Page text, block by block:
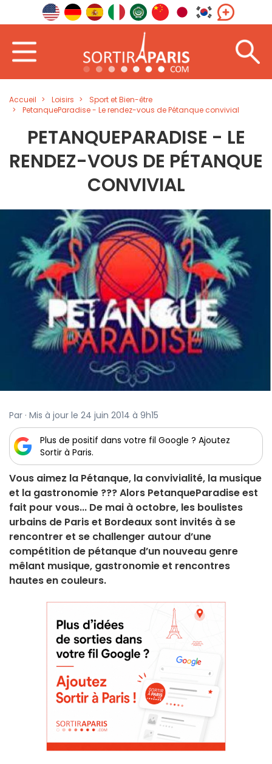
Accueil Loisirs
Sport et Bien-être
PetanqueParadise - Le rendez-vous de Pétanque convivial
PETANQUEPARADISE - LE
RENDEZ-VOUS DE PÉTANQUE
CONVIVIAL
Par · Mis à jour le 24 juin 2014 à 9h15
Plus de positif dans votre fil Google ? Ajoutez
Sortir à Paris.
Vous aimez la Pétanque, la convivialité, la musique
et la gastronomie ??? Alors PetanqueParadise est
fait pour vous... De mai à octobre, les boulistes
urbains de Paris et Bordeaux sont invités à se
rencontrer et se challenger autour d’une
compétition de pétanque d’un nouveau genre
mêlant musique, gastronomie et rencontres
hautes en couleurs.